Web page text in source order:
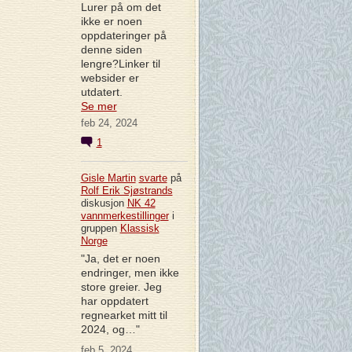
Lurer på om det
ikke er noen
oppdateringer på
denne siden
lengre?Linker til
websider er
utdatert.
Se mer
feb 24, 2024
1
Gisle Martin svartepå
Rolf Erik Sjøstrands
diskusjon NK 42
vannmerkestillingeri
gruppen Klassisk
Norge
"Ja, det er noen
endringer, men ikke
store greier. Jeg
har oppdatert
regnearket mitt til
2024, og…"